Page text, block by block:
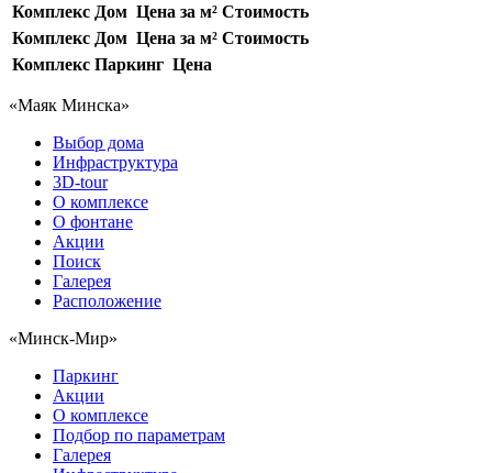
Комплекс Дом Цена за м² Стоимость
Комплекс Дом Цена за м² Стоимость
Комплекс Паркинг Цена
«Маяк Минска»
Выбор дома
Инфраструктура
3D-tour
О комплексе
О фонтане
Акции
Поиск
Галерея
Расположение
«Минск-Мир»
Паркинг
Акции
О комплексе
Подбор по параметрам
Галерея